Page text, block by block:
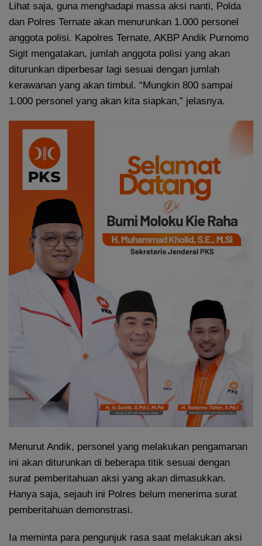
Lihat saja, guna menghadapi massa aksi nanti, Polda
dan Polres Ternate akan menurunkan 1.000 personel
anggota polisi. Kapolres Ternate, AKBP Andik Purnomo
Sigit mengatakan, jumlah anggota polisi yang akan
diturunkan diperbesar lagi sesuai dengan jumlah
kerawanan yang akan timbul. “Mungkin 800 sampai
1.000 personel yang akan kita siapkan,” jelasnya.
Menurut Andik, personel yang melakukan pengamanan
ini akan diturunkan di beberapa titik sesuai dengan
surat pemberitahuan aksi yang akan dimasukkan.
Hanya saja, sejauh ini Polres belum menerima surat
pemberitahuan demonstrasi.
Ia meminta para pengunjuk rasa saat melakukan aksi